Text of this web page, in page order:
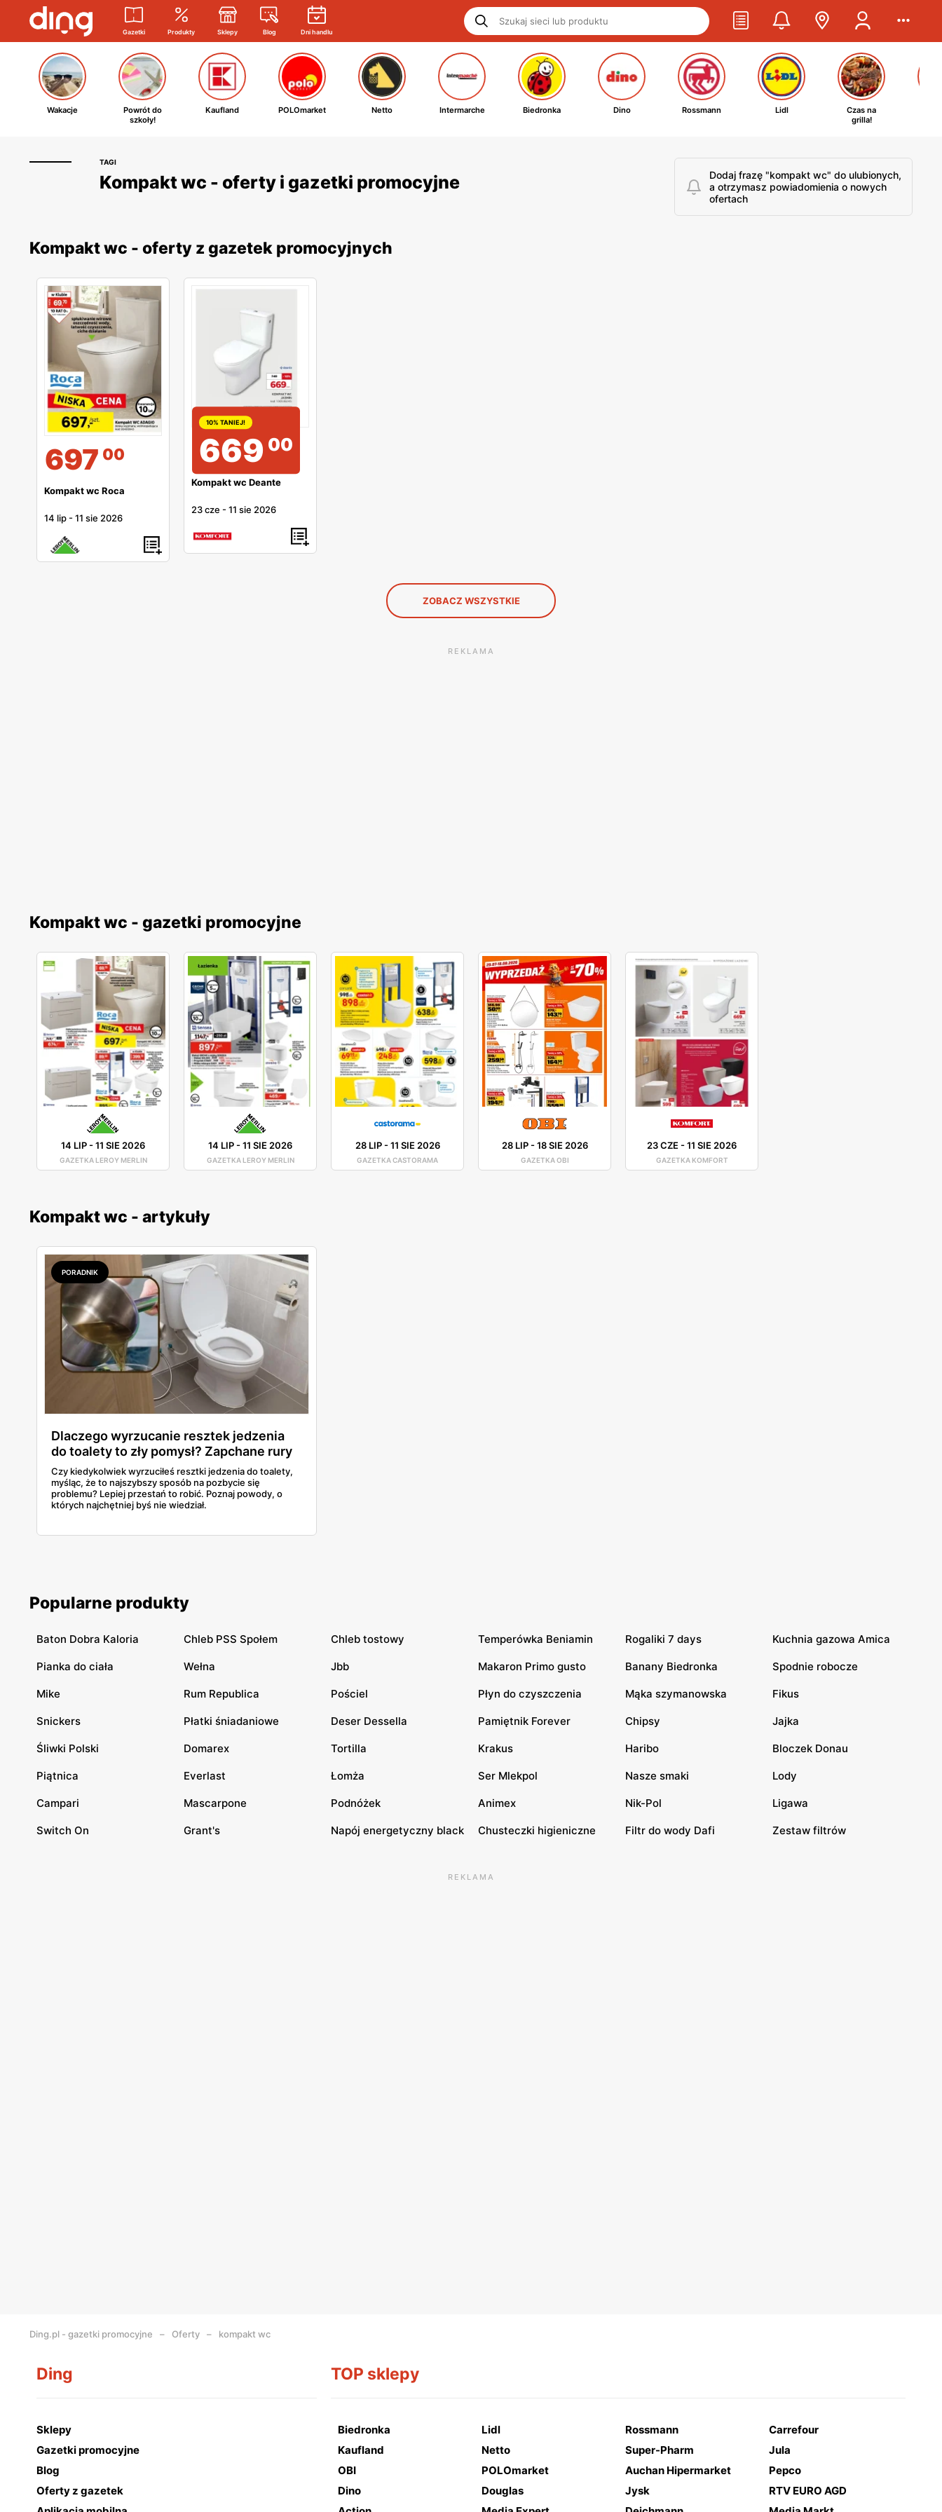
Gazetki Produkty Sklepy Blog Dni handlu
Wakacje
Powrót do
szkoły!
Kaufland POLOmarket Netto Intermarche Biedronka Dino Rossmann Lidl
Czas na
grilla!
TAGI
Kompakt wc - oferty i gazetki promocyjne
Dodaj frazę "kompakt wc" do ulubionych,
a otrzymasz powiadomienia o nowych
ofertach
Kompakt wc - oferty z gazetek promocyjnych
697 00
Kompakt wc Roca
14 lip -11 sie 2026
10% TANIEJ!
669 00
Kompakt wc Deante
23 cze -11 sie 2026
ZOBACZ WSZYSTKIE
REKLAMA
Kompakt wc - gazetki promocyjne
14 LIP-11 SIE 2026
GAZETKA LEROY MERLIN
14 LIP-11 SIE 2026
GAZETKA LEROY MERLIN
28 LIP-11 SIE 2026
GAZETKA CASTORAMA
28 LIP-18 SIE 2026
GAZETKA OBI
23 CZE -11 SIE 2026
GAZETKA KOMFORT
Kompakt wc - artykuły
PORADNIK
Dlaczego wyrzucanie resztek jedzenia
do toalety to zły pomysł? Zapchane rury
to dopiero początek
Czy kiedykolwiek wyrzuciłeś resztki jedzenia do toalety,
myśląc, że to najszybszy sposób na pozbycie się
problemu? Lepiej przestań to robić. Poznaj powody, o
których najchętniej byś nie wiedział.
Popularne produkty
Baton Dobra Kaloria Chleb PSS Społem Chleb tostowy Temperówka Beniamin Rogaliki 7 days Kuchnia gazowa Amica
Pianka do ciała Wełna Jbb Makaron Primo gusto Banany Biedronka Spodnie robocze
Mike Rum Republica Pościel Płyn do czyszczenia Mąka szymanowska Fikus
Snickers Płatki śniadaniowe Deser Dessella Pamiętnik Forever Chipsy Jajka
Śliwki Polski Domarex Tortilla Krakus Haribo Bloczek Donau
Piątnica Everlast Łomża Ser Mlekpol Nasze smaki Lody
Campari Mascarpone Podnóżek Animex Nik-Pol Ligawa
Switch On Grant's Napój energetyczny black Chusteczki higieniczne Filtr do wody Dafi Zestaw filtrów
REKLAMA
Ding.pl - gazetki promocyjne Oferty kompakt wc
Ding
Sklepy
Gazetki promocyjne
Blog
Oferty z gazetek
TOP sklepy
Biedronka Lidl Rossmann
Carrefour
Kaufland
Netto Super-Pharm
Jula
OBI
POLOmarket Auchan Hipermarket
Pepco
Dino
Douglas Jysk
RTV EURO AGD